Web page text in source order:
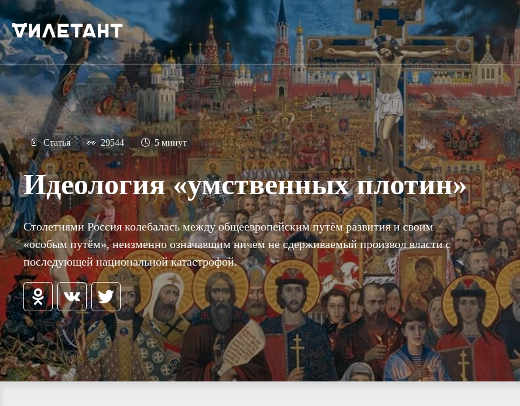
📄 Статья 👀 29544 🕓 5 минут
Идеология «умственных плотин»
Столетиями Россия колебалась между общеевропейским путём развития и своим
«особым путём», неизменно означавшим ничем не сдерживаемый произвол власти с
последующей национальной катастрофой.